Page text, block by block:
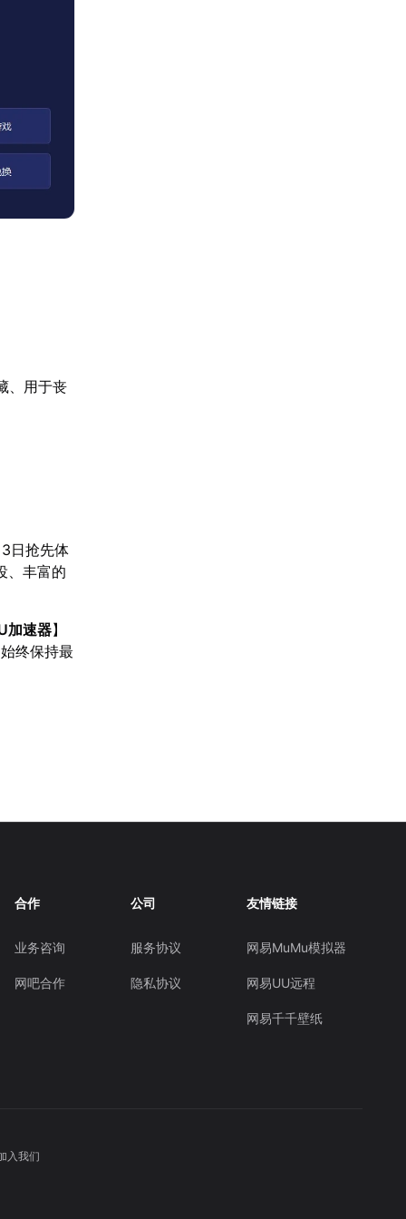
、用于丧
日抢先体
、丰富的
加速器】
终保持最
合作
业务咨询
网吧合作
公司
服务协议
隐私协议
友情链接
网易MuMu模拟器
网易UU远程
网易千千壁纸
入我们